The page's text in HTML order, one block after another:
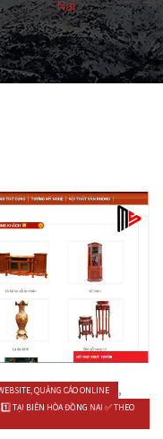
Nai
QUẢNG CÁO ONLINE ,
TẠI BIÊN HÒA ĐỒNG NAI ✅ THEO